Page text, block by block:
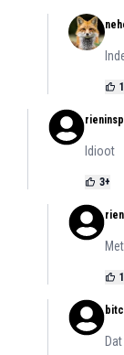
Idioot
3+